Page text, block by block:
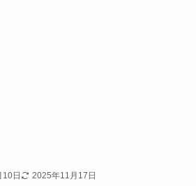
日 2025年11月17日